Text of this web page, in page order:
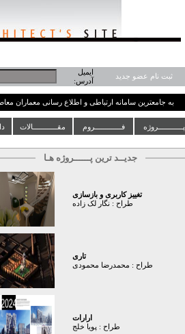
ثبت نام عضو جدید
ایمیل
آدرس:
به جامعترین سامانه ارتباطی و اطلاع رسانی معماران
پــــــــــــروژه فـــــــــــــروم مقــــــــــــالات
جدیــد ترین پــــــروژه هـا
تغییز کاربری و بازسازی
طراح : نگار لک زاده
تاری
طراح : محمدرضا محمودی
ارارات
طراح : پویا خلج